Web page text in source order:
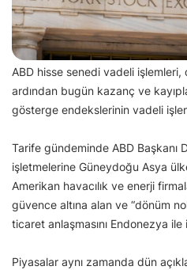
ABD hisse senedi vadeli işlemleri,
ardından bugün kazanç ve
gösterge endekslerinin vadeli
Tarife gündeminde ABD Başkanı
işletmelerine Güneydoğu Asya
Amerikan havacılık ve enerji
güvence altına alan ve “dönüm
ticaret anlaşmasını Endonezya ile
Piyasalar aynı zamanda dün